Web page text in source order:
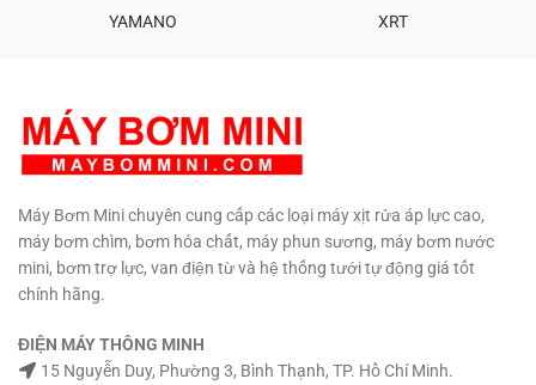
Kích thước: 125 x 55 x 51 mm
VẤN KỸ THUẬT – MUA HÀNG
YAMANO XRT
Máy Bơm Mini chuyên cung cấp các loại máy xịt rửa áp lực cao,
máy bơm chìm, bơm hóa chất, máy phun sương, máy bơm nước
mini, bơm trợ lực, van điện từ và hệ thống tưới tự động giá tốt
chính hãng.
ĐIỆN MÁY THÔNG MINH
15 Nguyễn Duy, Phường 3, Bình Thạnh, TP. Hồ Chí Minh.